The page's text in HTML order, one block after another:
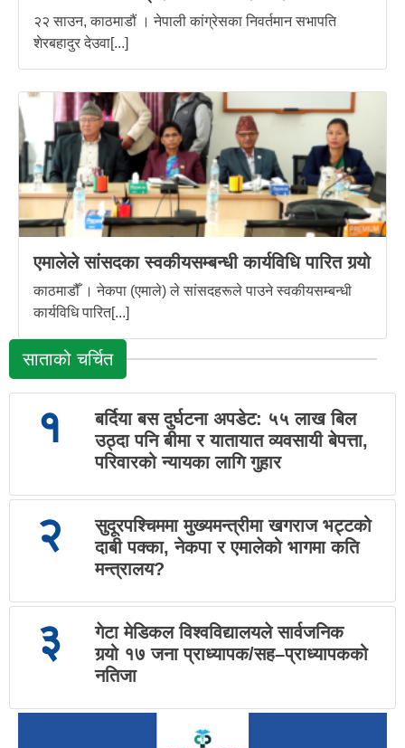
२२ साउन, काठमाडौं । नेपाली कांग्रेसका निवर्तमान सभापति
शेरबहादुर देउवा[...]
एमालेले सांसदका स्वकीयसम्बन्धी कार्यविधि पारित गर्‍यो
काठमाडौँ । नेकपा (एमाले) ले सांसदहरूले पाउने स्वकीयसम्बन्धी
कार्यविधि पारित[...]
साताको चर्चित
१
बर्दिया बस दुर्घटना अपडेट: ५५ लाख बिल
उठ्दा पनि बीमा र यातायात व्यवसायी बेपत्ता,
परिवारको न्यायका लागि गुहार
२
सुदूरपश्चिममा मुख्यमन्त्रीमा खगराज भट्टको
दाबी पक्का, नेकपा र एमालेको भागमा कति
मन्त्रालय?
३
गेटा मेडिकल विश्वविद्यालयले सार्वजनिक
गर्‍यो १७ जना प्राध्यापक/सह–प्राध्यापकको
नतिजा